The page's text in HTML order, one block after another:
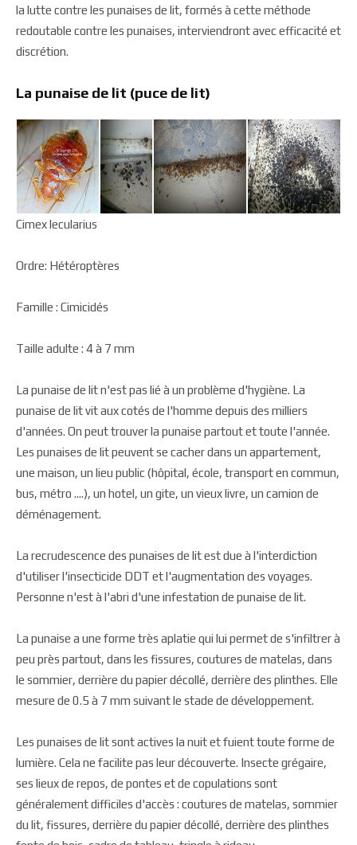
la lutte contre les punaises de lit, formés à cette méthode
redoutable contre les punaises, interviendront avec efficacité et
discrétion.
La punaise de lit (puce de lit)
Cimex lecularius
Ordre: Hétéroptères
Famille : Cimicidés
Taille adulte : 4 à 7 mm
La punaise de lit n'est pas lié à un problème d'hygiène. La
punaise de lit vit aux cotés de l'homme depuis des milliers
d'années. On peut trouver la punaise partout et toute l'année.
Les punaises de lit peuvent se cacher dans un appartement,
une maison, un lieu public (hôpital, école, transport en commun,
bus, métro ....), un hotel, un gite, un vieux livre, un camion de
déménagement.
La recrudescence des punaises de lit est due à l'interdiction
d'utiliser l'insecticide DDT et l'augmentation des voyages.
Personne n'est à l'abri d'une infestation de punaise de lit.
La punaise a une forme très aplatie qui lui permet de s'infiltrer à
peu près partout, dans les fissures, coutures de matelas, dans
le sommier, derrière du papier décollé, derrière des plinthes. Elle
mesure de 0.5 à 7 mm suivant le stade de développement.
Les punaises de lit sont actives la nuit et fuient toute forme de
lumière. Cela ne facilite pas leur découverte. Insecte grégaire,
ses lieux de repos, de pontes et de copulations sont
généralement difficiles d'accès : coutures de matelas, sommier
du lit, fissures, derrière du papier décollé, derrière des plinthes